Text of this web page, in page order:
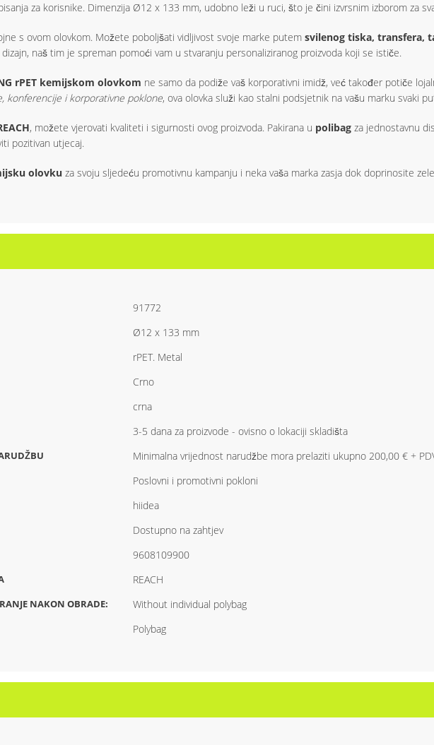
za korisnike. Dimenzija Ø12 x 133 mm, udobno leži u ruci, što je čini izvrsnim izborom za
s ovom olovkom. Možete poboljšati vidljivost svoje marke putem svilenog tiska, transfera,
naš tim je spreman pomoći vam u stvaranju personaliziranog proizvoda koji se ističe.
rPET kemijskom olovkom ne samo da podiže vaš korporativni imidž, već također potiče
konferencije i korporativne poklone, ova olovka služi kao stalni podsjetnik na vašu marku svaki
, možete vjerovati kvaliteti i sigurnosti ovog proizvoda. Pakirana u polibag za jednostavnu
pozitivan utjecaj.
olovku za svoju sljedeću promotivnu kampanju i neka vaša marka zasja dok doprinosite
91772
Ø12 x 133 mm
rPET. Metal
Crno
crna
3-5 dana za proizvode - ovisno o lokaciji skladišta
Minimalna vrijednost narudžbe mora prelaziti ukupno 200,00 € +
Poslovni i promotivni pokloni
hiidea
Dostupno na zahtjev
9608109900
REACH
NAKON OBRADE: Without individual polybag
Polybag